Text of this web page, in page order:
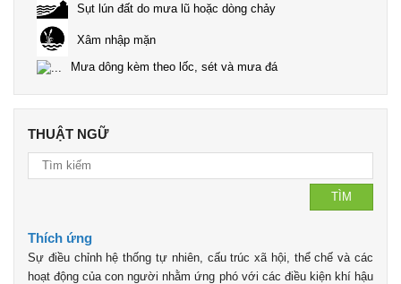
Sụt lún đất do mưa lũ hoặc dòng chảy
Xâm nhập mặn
Mưa dông kèm theo lốc, sét và mưa đá
THUẬT NGỮ
TÌM
Thích ứng
Sự điều chỉnh hệ thống tự nhiên, cấu trúc xã hội, thể chế và các
hoạt động của con người nhằm ứng phó với các điều kiện khí hậu